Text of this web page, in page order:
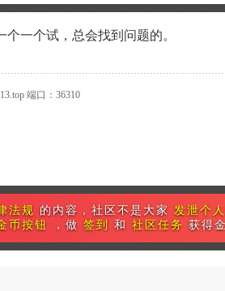
一个试，总会找到问题的。
端口：36310
法规 的内容，社区不是大家 发泄个
币按钮 ，做 签到 和 社区任务 获得